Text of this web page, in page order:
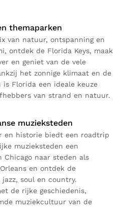
themaparken
van natuur, ontspanning en
ontdek de Florida Keys, maak
en geniet van de vele
het zonnige klimaat en de
is Florida een ideale keuze
van strand en natuur.
muzieksteden
en historie biedt een roadtrip
muzieksteden een
Chicago naar steden als
en ontdek de
soul en country.
de rijke geschiedenis,
muziekcultuur van de